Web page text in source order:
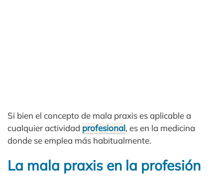
Si bien el concepto de mala praxis es aplicable a
cualquier actividad profesional, es en la medicina
donde se emplea más habitualmente.
La mala praxis en la profesión